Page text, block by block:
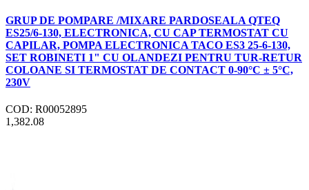
GRUP DE POMPARE /MIXARE PARDOSEALA QTEQ
ES25/6-130, ELECTRONICA, CU CAP TERMOSTAT CU
CAPILAR, POMPA ELECTRONICA TACO ES3 25-6-130,
SET ROBINETI 1" CU OLANDEZI PENTRU TUR-RETUR
COLOANE SI TERMOSTAT DE CONTACT 0-90°C ± 5°C,
230V
COD: R00052895
1,382.08